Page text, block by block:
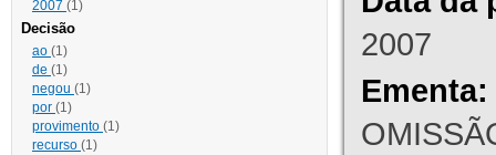
2007 (1)
Decisão
ao (1)
de (1)
negou (1)
por (1)
provimento (1)
recurso (1)
2007
Ementa: